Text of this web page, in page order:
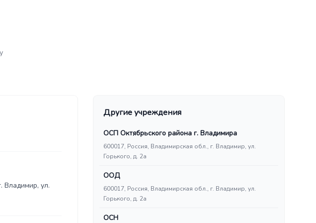
Владимир, ул.
Другие учреждения
ОСП Октябрьского района г. Владимира
600017, Россия, Владимирская обл., г. Владимир, ул.
Горького, д. 2а
ООД
600017, Россия, Владимирская обл., г. Владимир, ул.
Горького, д. 2а
ОСН